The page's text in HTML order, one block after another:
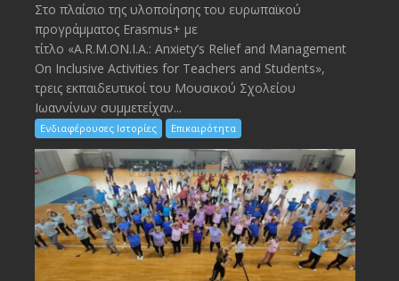
Στο πλαίσιο της υλοποίησης του ευρωπαϊκού
προγράμματος Erasmus+ με
τίτλο «A.R.M.ON.I.A.: Anxiety’s Relief and Management
On Inclusive Activities for Teachers and Students»,
τρεις εκπαιδευτικοί του Μουσικού Σχολείου
Ιωαννίνων συμμετείχαν...
Ενδιαφέρουσες Ιστορίες Επικαιρότητα